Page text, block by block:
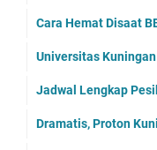
Cara Hemat Disaat
Universitas
Jadwal Lengkap
Dramatis, Proton